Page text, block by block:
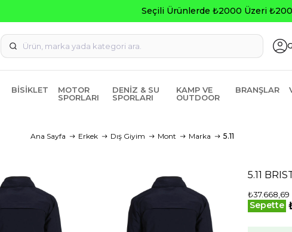
Seçili Ürünlerde ₺2000 Üzeri ₺200 İndirim Kodu: AGUSTOS200
BISIKLET
MOTOR
SPORLARI
DENIZ & SU
SPORLARI
KAMP VE
OUTDOOR
BRANŞLAR
Ana Sayfa Erkek Dış Giyim Mont Marka 5.11
5.11
₺37.668,69
Sepette